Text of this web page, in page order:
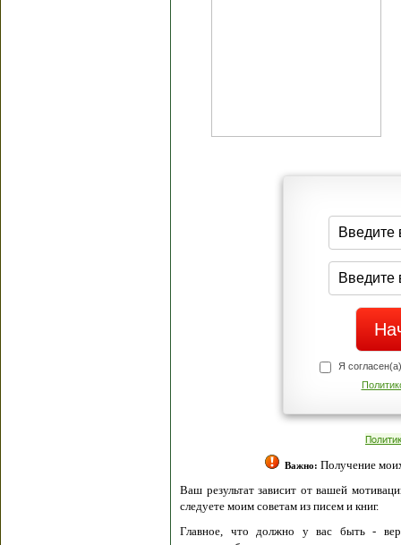
Я
Важно: Получение
Ваш результат зависит от вашей
следуете моим советам из писем и книг.
Главное, что должно у вас быть -